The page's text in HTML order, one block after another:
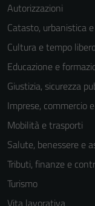
Autorizzazioni
Catasto, urbanistica
Cultura e tempo
Educazione e
Giustizia, sicurezza
Imprese, commercio
Mobilità e trasporti
Salute, benessere e
Tributi, finanze e
Turismo
Vita lavorativa